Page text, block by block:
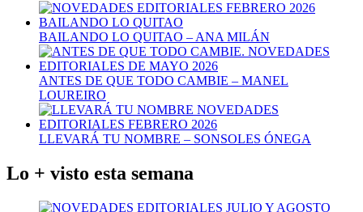
BAILANDO LO QUITAO – ANA MILÁN
ANTES DE QUE TODO CAMBIE – MANEL
LOUREIRO
LLEVARÁ TU NOMBRE – SONSOLES ÓNEGA
Lo + visto esta semana